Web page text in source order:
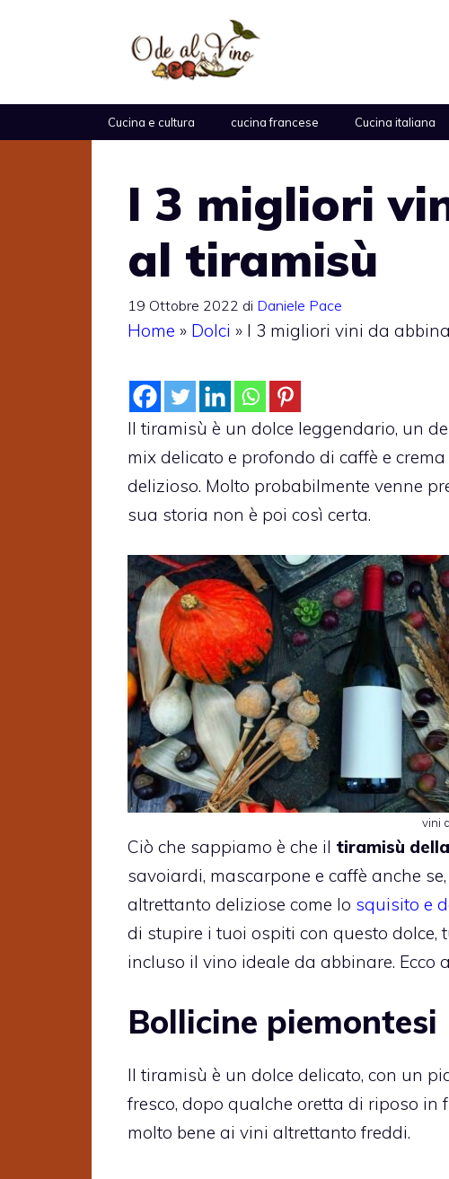
Cucina e cultura cucina francese Cucina italiana
I 3 migliori
al tiramisù
19 Ottobre 2022 di Daniele Pace
Home » Dolci » I 3 migliori vini da
Il tiramisù è un dolce leggendario, un
mix delicato e profondo di caffè e
delizioso. Molto probabilmente venne
sua storia non è poi così certa.
vini
Ciò che sappiamo è che il tiramisù
savoiardi, mascarpone e caffè anche
altrettanto deliziose come lo squisito e
di stupire i tuoi ospiti con questo
incluso il vino ideale da abbinare. Ecco
Bollicine piemontesi
Il tiramisù è un dolce delicato, con un
fresco, dopo qualche oretta di riposo in
molto bene ai vini altrettanto freddi.